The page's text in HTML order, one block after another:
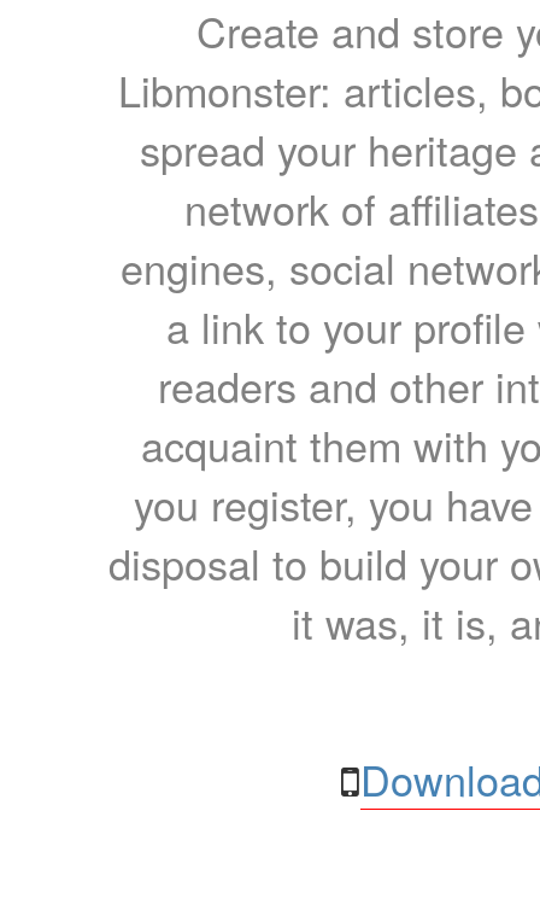
Create and store
Libmonster: articles,
spread your heritage
network of
engines, social
a link to your
readers and other
acquaint them with
you register, you
disposal to build your
it was, it is,